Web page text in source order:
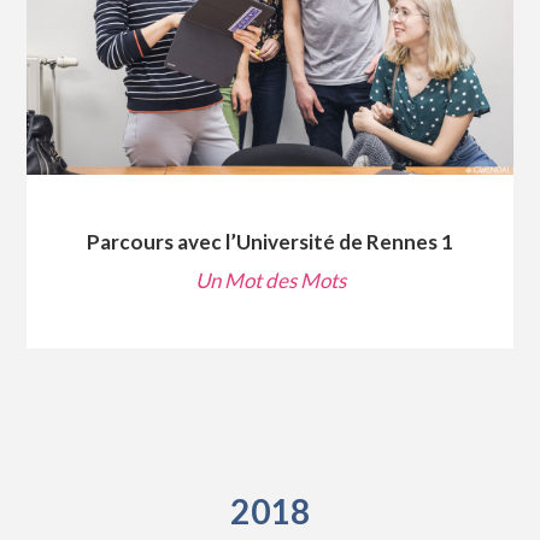
Parcours avec l’Université de Rennes 1
Un Mot des Mots
2018